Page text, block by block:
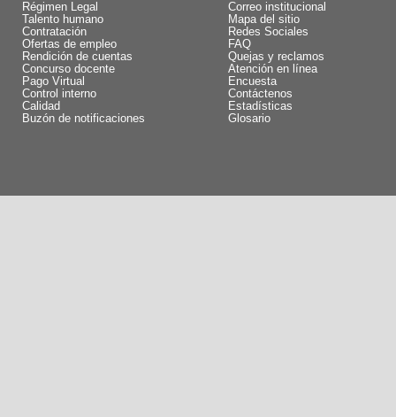
Régimen Legal
Talento humano
Contratación
Ofertas de empleo
Rendición de cuentas
Concurso docente
Pago Virtual
Control interno
Calidad
Buzón de notificaciones
Correo institucional
Mapa del sitio
Redes Sociales
FAQ
Quejas y reclamos
Atención en línea
Encuesta
Contáctenos
Estadísticas
Glosario